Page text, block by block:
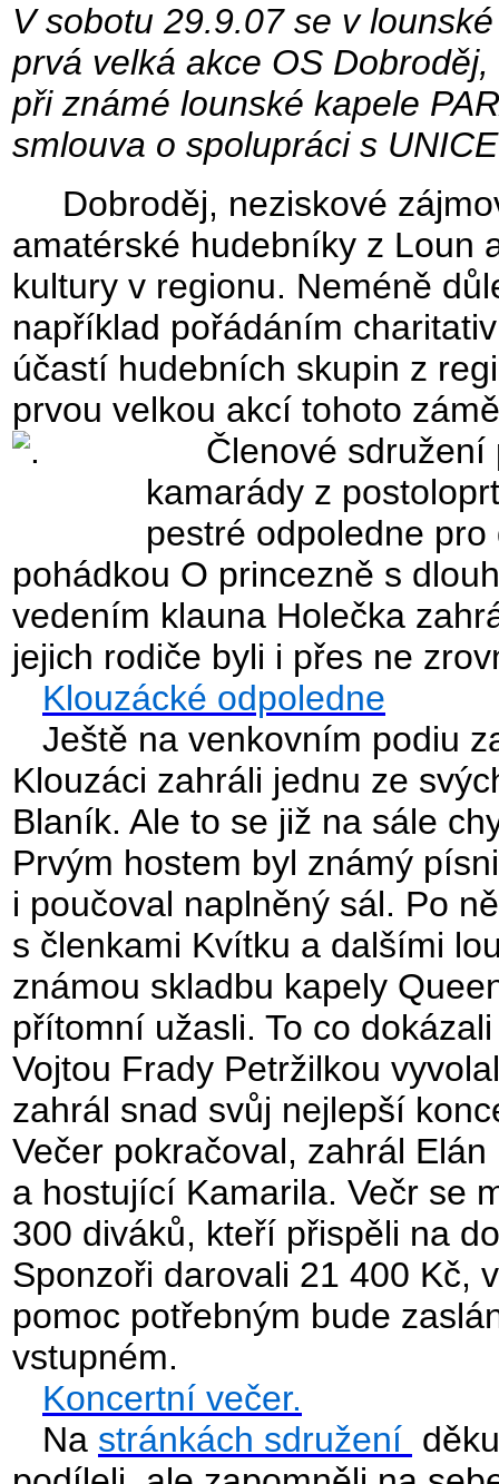
V sobotu 29.9.07 se v
prvá velká akce OS
při známé lounské kapele
smlouva o spolupráci s
Dobroděj, neziskové
amatérské hudebníky z Loun
kultury v regionu. Neméně
například pořádáním
účastí hudebních skupin z
prvou velkou akcí tohoto
Členové sdružení
kamarády z
pestré odpoledne
pohádkou O princezně s
vedením klauna Holečka
jejich rodiče byli i přes ne
Klouzácké odpoledne
Ještě na venkovním podiu
Klouzáci zahráli jednu ze
Blaník. Ale to se již na sále
Prvým hostem byl známý
i poučoval naplněný sál. Po
s členkami Kvítku a dalšími
známou skladbu kapely
přítomní užasli. To co
Vojtou Frady Petržilkou
zahrál snad svůj nejlepší
Večer pokračoval, zahrál
a hostující Kamarila. Večr se
300 diváků, kteří přispěli na
Sponzoři darovali 21 400 Kč,
pomoc potřebným bude
vstupném.
Koncertní večer.
Na stránkách sdružení